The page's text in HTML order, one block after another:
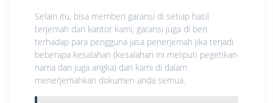
Selain itu, bisa memberi garansi di setiap hasil
terjemah dari kantor kami, garansi juga di beri
terhadap para pengguna jasa penerjemah jika terjadi
beberapa kesalahan (kesalahan ini meliputi pegetikan
nama dan juga angka) dari kami di dalam
menerjemahkan dokumen anda semua.